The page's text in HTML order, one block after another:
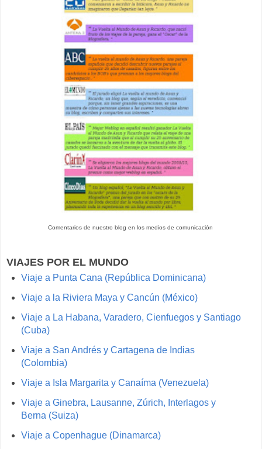
Comentarios de nuestro blog en los medios de comunicación
VIAJES POR EL MUNDO
Viaje a Punta Cana (República Dominicana)
Viaje a la Riviera Maya y Cancún (México)
Viaje a La Habana, Varadero, Cienfuegos y Santiago
(Cuba)
Viaje a San Andrés y Cartagena de Indias
(Colombia)
Viaje a Isla Margarita y Canaíma (Venezuela)
Viaje a Ginebra, Lausanne, Zúrich, Interlagos y
Berna (Suiza)
Viaje a Copenhague (Dinamarca)